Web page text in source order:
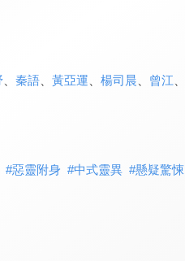
、 秦語、 黃亞運 楊司晨 曾江
#惡靈附身 #中式靈異 #懸疑驚悚